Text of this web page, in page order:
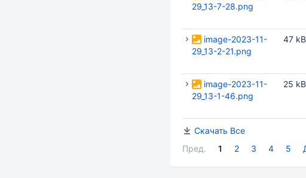
29_13-7-28.png
image-2023-11-
29_13-2-21.png
47 kB
image-2023-11-
29_13-1-46.png
25 kB
Скачать Все
Пред.
1 2 3 4 5